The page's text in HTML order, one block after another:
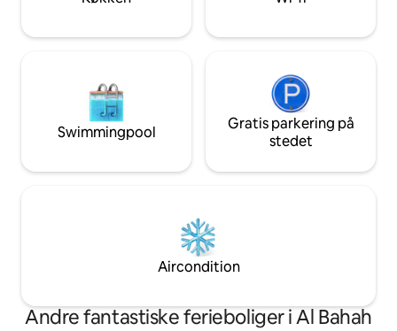
overensstemmelse med renhed og ro
Swimmingpool
Gratis parkering på
stedet
Aircondition
Andre fantastiske ferieboliger i Al Bahah